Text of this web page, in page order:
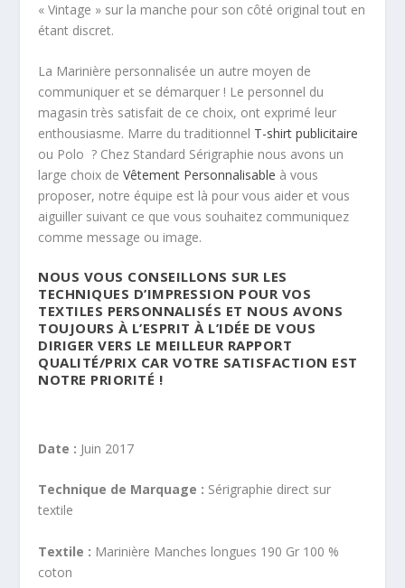
« Vintage » sur la manche pour son côté original tout en
étant discret.
La Marinière personnalisée un autre moyen de
communiquer et se démarquer ! Le personnel du
magasin très satisfait de ce choix, ont exprimé leur
enthousiasme. Marre du traditionnel T-shirt publicitaire
ou Polo ? Chez Standard Sérigraphie nous avons un
large choix deVêtement Personnalisable à vous
proposer, notre équipe est là pour vous aider et vous
aiguiller suivant ce que vous souhaitez communiquez
comme message ou image.
NOUS VOUS CONSEILLONS SUR LES
TECHNIQUES D’IMPRESSION POUR VOS
TEXTILES PERSONNALISÉS ET NOUS AVONS
TOUJOURS À L’ESPRIT À L’IDÉE DE VOUS
DIRIGER VERS LE MEILLEUR RAPPORT
QUALITÉ/PRIX CAR VOTRE SATISFACTION EST
NOTRE PRIORITÉ !
Date : Juin 2017
Technique de Marquage : Sérigraphie direct sur
textile
Textile : Marinière Manches longues 190 Gr 100 %
coton